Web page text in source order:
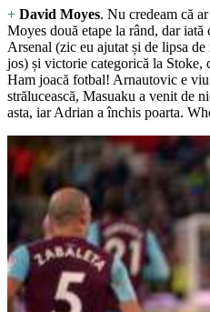
+ David Moyes. Nu credeam că
Moyes două etape la rând, dar
Arsenal (zic eu ajutat și de lipsa
jos) și victorie categorică la Stoke,
Ham joacă fotbal! Arnautovic e
strălucească, Masuaku a venit de
asta, iar Adrian a închis poarta.